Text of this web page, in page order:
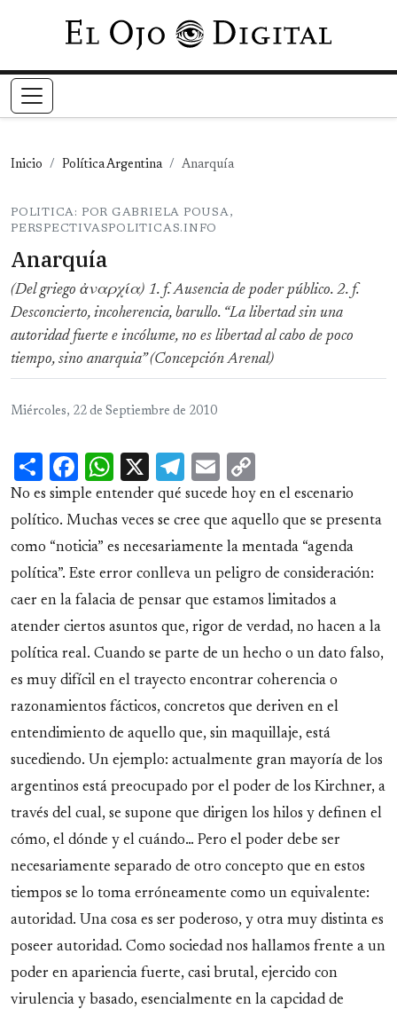
Pasar al contenido principal
Inicio Política Argentina Anarquía
POLITICA: POR GABRIELA POUSA,
PERSPECTIVASPOLITICAS.INFO
Anarquía
(Del griego ἀναρχία) 1. f. Ausencia de poder público. 2. f.
Desconcierto, incoherencia, barullo. “La libertad sin una
autoridad fuerte e incólume, no es libertad al cabo de poco
tiempo, sino anarquia” (Concepción Arenal)
Miércoles, 22 de Septiembre de 2010
ShareFacebook
WhatsApp
X Telegram
Email
Link
No es simple entender qué sucede hoy en el escenario
político. Muchas veces se cree que aquello que se presenta
como “noticia” es necesariamente la mentada “agenda
política”. Este error conlleva un peligro de consideración:
caer en la falacia de pensar que estamos limitados a
atender ciertos asuntos que, rigor de verdad, no hacen a la
política real. Cuando se parte de un hecho o un dato falso,
es muy difícil en el trayecto encontrar coherencia o
razonamientos fácticos, concretos que deriven en el
entendimiento de aquello que, sin maquillaje, está
sucediendo. Un ejemplo: actualmente gran mayoría de los
argentinos está preocupado por el poder de los Kirchner, a
través del cual, se supone que dirigen los hilos y definen el
cómo, el dónde y el cuándo… Pero el poder debe ser
necesariamente separado de otro concepto que en estos
tiempos se lo toma erróneamente como un equivalente:
autoridad. Una cosa es ser poderoso, y otra muy distinta es
poseer autoridad. Como sociedad nos hallamos frente a un
poder en apariencia fuerte, casi brutal, ejercido con
virulencia y basado, esencialmente en la capcidad de